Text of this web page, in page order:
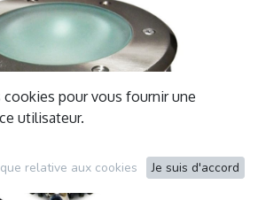
pour vous fournir une
utilisateur.
relative aux cookies Je suis d'accord